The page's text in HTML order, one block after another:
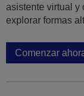
asistente virtual y
explorar formas
Comenzar